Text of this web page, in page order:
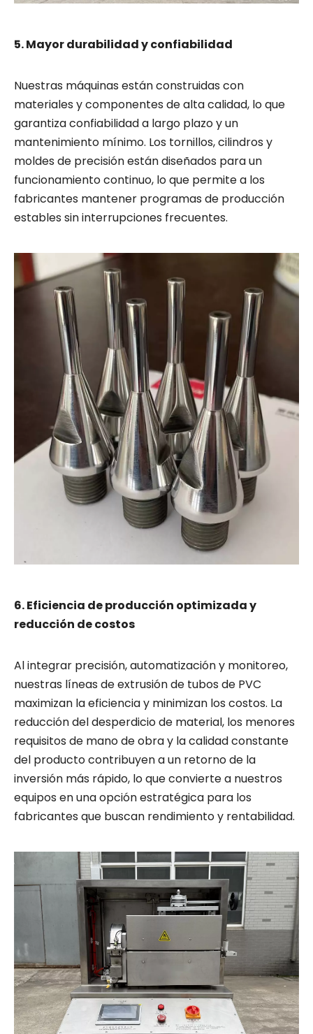
5. Mayor durabilidad y confiabilidad
Nuestras máquinas están construidas con
materiales y componentes de alta calidad, lo que
garantiza confiabilidad a largo plazo y un
mantenimiento mínimo. Los tornillos, cilindros y
moldes de precisión están diseñados para un
funcionamiento continuo, lo que permite a los
fabricantes mantener programas de producción
estables sin interrupciones frecuentes.
6. Eficiencia de producción optimizada y
reducción de costos
Al integrar precisión, automatización y monitoreo,
nuestras líneas de extrusión de tubos de PVC
maximizan la eficiencia y minimizan los costos. La
reducción del desperdicio de material, los menores
requisitos de mano de obra y la calidad constante
del producto contribuyen a un retorno de la
inversión más rápido, lo que convierte a nuestros
equipos en una opción estratégica para los
fabricantes que buscan rendimiento y rentabilidad.